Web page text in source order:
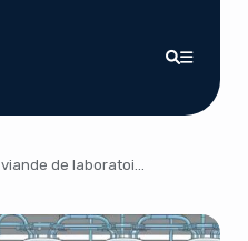
viande de laboratoire